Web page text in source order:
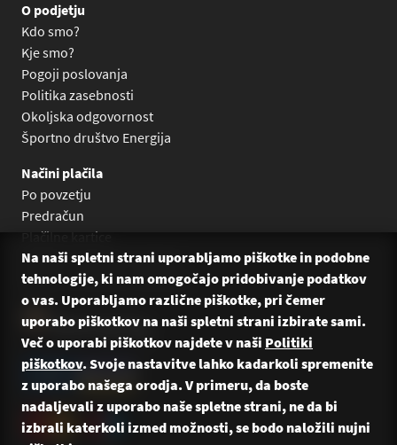
O podjetju
Kdo smo?
Kje smo?
Pogoji poslovanja
Politika zasebnosti
Okoljska odgovornost
Športno društvo Energija
Načini plačila
Po povzetju
Predračun
Plačilne kartice
Plačilo na obroke Leanpay
Plačilo na obroke s karticami
Na naši spletni strani uporabljamo piškotke in podobne
tehnologije, ki nam omogočajo pridobivanje podatkov
o vas. Uporabljamo različne piškotke, pri čemer
uporabo piškotkov na naši spletni strani izbirate sami.
Več o uporabi piškotkov najdete v naši Politiki
piškotkov. Svoje nastavitve lahko kadarkoli spremenite
z uporabo našega orodja. V primeru, da boste
nadaljevali z uporabo naše spletne strani, ne da bi
izbrali katerkoli izmed možnosti, se bodo naložili nujni